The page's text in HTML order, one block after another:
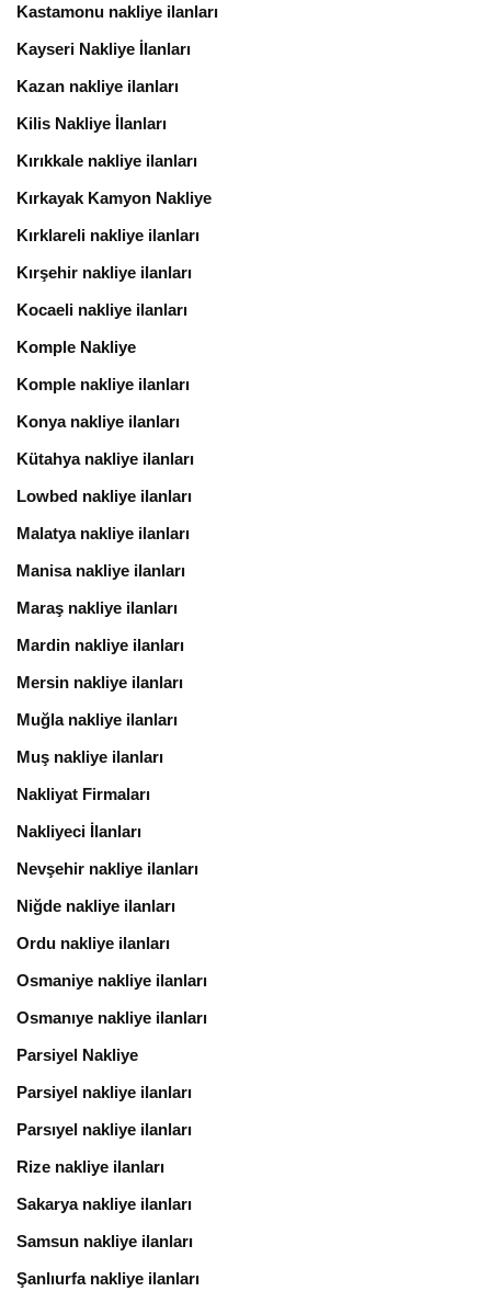
Kastamonu nakliye ilanları
Kayseri Nakliye İlanları
Kazan nakliye ilanları
Kilis Nakliye İlanları
Kırıkkale nakliye ilanları
Kırkayak Kamyon Nakliye
Kırklareli nakliye ilanları
Kırşehir nakliye ilanları
Kocaeli nakliye ilanları
Komple Nakliye
Komple nakliye ilanları
Konya nakliye ilanları
Kütahya nakliye ilanları
Lowbed nakliye ilanları
Malatya nakliye ilanları
Manisa nakliye ilanları
Maraş nakliye ilanları
Mardin nakliye ilanları
Mersin nakliye ilanları
Muğla nakliye ilanları
Muş nakliye ilanları
Nakliyat Firmaları
Nakliyeci İlanları
Nevşehir nakliye ilanları
Niğde nakliye ilanları
Ordu nakliye ilanları
Osmaniye nakliye ilanları
Osmanıye nakliye ilanları
Parsiyel Nakliye
Parsiyel nakliye ilanları
Parsıyel nakliye ilanları
Rize nakliye ilanları
Sakarya nakliye ilanları
Samsun nakliye ilanları
Şanlıurfa nakliye ilanları